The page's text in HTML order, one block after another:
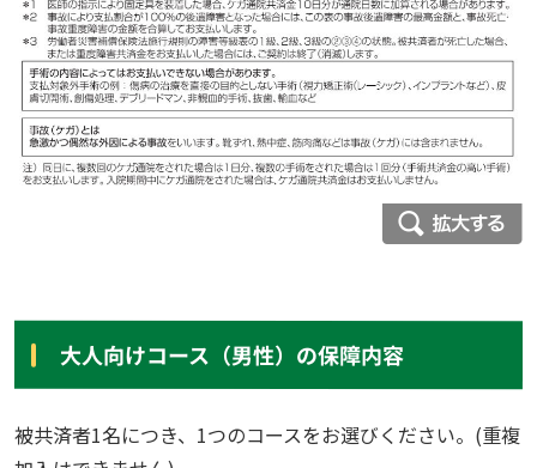
大人向けコース（男性）の保障内容
被共済者1名につき、1つのコースをお選びください。(重複